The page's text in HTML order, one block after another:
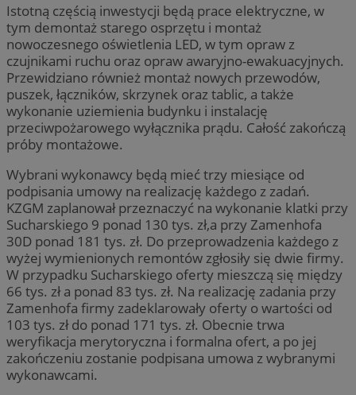
Istotną częścią inwestycji będą prace elektryczne, w
tym demontaż starego osprzętu i montaż
nowoczesnego oświetlenia LED, w tym opraw z
czujnikami ruchu oraz opraw awaryjno-ewakuacyjnych.
Przewidziano również montaż nowych przewodów,
puszek, łączników, skrzynek oraz tablic, a także
wykonanie uziemienia budynku i instalację
przeciwpożarowego wyłącznika prądu. Całość zakończą
próby montażowe.
Wybrani wykonawcy będą mieć trzy miesiące od
podpisania umowy na realizację każdego z zadań.
KZGM zaplanował przeznaczyć na wykonanie klatki przy
Sucharskiego 9 ponad 130 tys. zł,a przy Zamenhofa
30D ponad 181 tys. zł. Do przeprowadzenia każdego z
wyżej wymienionych remontów zgłosiły się dwie firmy.
W przypadku Sucharskiego oferty mieszczą się między
66 tys. zł a ponad 83 tys. zł. Na realizację zadania przy
Zamenhofa firmy zadeklarowały oferty o wartości od
103 tys. zł do ponad 171 tys. zł. Obecnie trwa
weryfikacja merytoryczna i formalna ofert, a po jej
zakończeniu zostanie podpisana umowa z wybranymi
wykonawcami.